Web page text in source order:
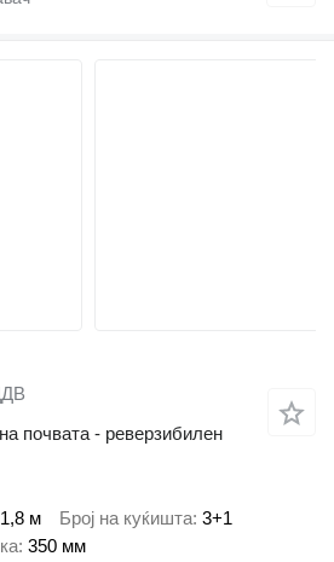
почвата - реверзибилен
1,8 м Број на куќишта 3+1
350 мм